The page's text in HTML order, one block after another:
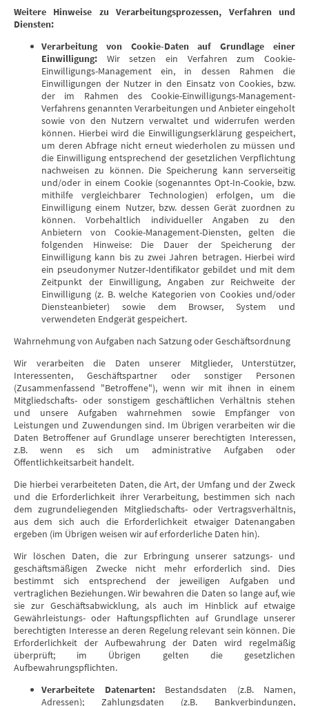
Weitere Hinweise zu Verarbeitungsprozessen, Verfahren und
Diensten:
Verarbeitung von Cookie-Daten auf Grundlage einer
Einwilligung: Wir setzen ein Verfahren zum Cookie-
Einwilligungs-Management ein, in dessen Rahmen die
Einwilligungen der Nutzer in den Einsatz von Cookies, bzw.
der im Rahmen des Cookie-Einwilligungs-Management-
Verfahrens genannten Verarbeitungen und Anbieter eingeholt
sowie von den Nutzern verwaltet und widerrufen werden
können. Hierbei wird die Einwilligungserklärung gespeichert,
um deren Abfrage nicht erneut wiederholen zu müssen und
die Einwilligung entsprechend der gesetzlichen Verpflichtung
nachweisen zu können. Die Speicherung kann serverseitig
und/oder in einem Cookie (sogenanntes Opt-In-Cookie, bzw.
mithilfe vergleichbarer Technologien) erfolgen, um die
Einwilligung einem Nutzer, bzw. dessen Gerät zuordnen zu
können. Vorbehaltlich individueller Angaben zu den
Anbietern von Cookie-Management-Diensten, gelten die
folgenden Hinweise: Die Dauer der Speicherung der
Einwilligung kann bis zu zwei Jahren betragen. Hierbei wird
ein pseudonymer Nutzer-Identifikator gebildet und mit dem
Zeitpunkt der Einwilligung, Angaben zur Reichweite der
Einwilligung (z. B. welche Kategorien von Cookies und/oder
Diensteanbieter) sowie dem Browser, System und
verwendeten Endgerät gespeichert.
Wahrnehmung von Aufgaben nach Satzung oder Geschäftsordnung
Wir verarbeiten die Daten unserer Mitglieder, Unterstützer,
Interessenten, Geschäftspartner oder sonstiger Personen
(Zusammenfassend "Betroffene"), wenn wir mit ihnen in einem
Mitgliedschafts- oder sonstigem geschäftlichen Verhältnis stehen
und unsere Aufgaben wahrnehmen sowie Empfänger von
Leistungen und Zuwendungen sind. Im Übrigen verarbeiten wir die
Daten Betroffener auf Grundlage unserer berechtigten Interessen,
z.B. wenn es sich um administrative Aufgaben oder
Öffentlichkeitsarbeit handelt.
Die hierbei verarbeiteten Daten, die Art, der Umfang und der Zweck
und die Erforderlichkeit ihrer Verarbeitung, bestimmen sich nach
dem zugrundeliegenden Mitgliedschafts- oder Vertragsverhältnis,
aus dem sich auch die Erforderlichkeit etwaiger Datenangaben
ergeben (im Übrigen weisen wir auf erforderliche Daten hin).
Wir löschen Daten, die zur Erbringung unserer satzungs- und
geschäftsmäßigen Zwecke nicht mehr erforderlich sind. Dies
bestimmt sich entsprechend der jeweiligen Aufgaben und
vertraglichen Beziehungen. Wir bewahren die Daten so lange auf, wie
sie zur Geschäftsabwicklung, als auch im Hinblick auf etwaige
Gewährleistungs- oder Haftungspflichten auf Grundlage unserer
berechtigten Interesse an deren Regelung relevant sein können. Die
Erforderlichkeit der Aufbewahrung der Daten wird regelmäßig
überprüft; im Übrigen gelten die gesetzlichen
Aufbewahrungspflichten.
Verarbeitete Datenarten:Bestandsdaten (z.B. Namen,
Adressen); Zahlungsdaten (z.B. Bankverbindungen,